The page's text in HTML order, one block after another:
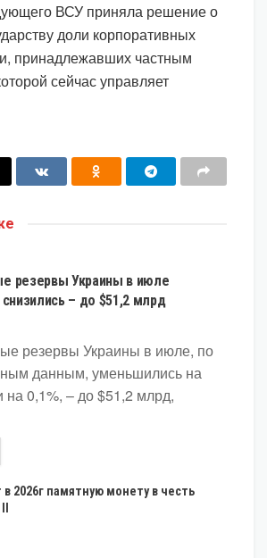
ВСУ приняла решение о
доли корпоративных
принадлежавших частным
сейчас управляет
резервы Украины в июле
– до $51,2 млрд
резервы Украины в июле, по
данным, уменьшились на
на 0,1%, – до $51,2 млрд,
2026г памятную монету в честь